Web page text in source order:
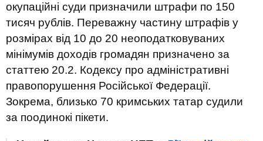
окупаційні суди призначили штрафи по 150
тисяч рублів. Переважну частину штрафів у
розмірах від 10 до 20 неоподатковуваних
мінімумів доходів громадян призначено за
статтею 20.2. Кодексу про адміністративні
правопорушення Російської Федерації.
Зокрема, близько 70 кримських татар судили
за поодинокі пікети.